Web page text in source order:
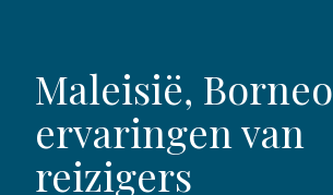
Maleisië, Borneo
ervaringen van
reizigers